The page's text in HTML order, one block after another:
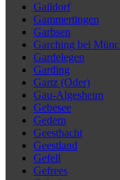
Gaildorf
Gammertingen
Garbsen
Garching bei
Gardelegen
Garding
Gartz (Oder)
Gau-Algesheim
Gebesee
Gedern
Geesthacht
Geestland
Gefell
Gefrees